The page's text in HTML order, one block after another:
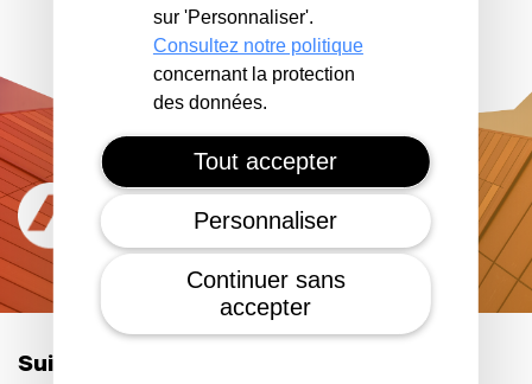
Suivez-nous sur les réseaux :
sur 'Personnaliser'.
Consultez notre politique
concernant la protection
des données.
Tout accepter
Personnaliser
Continuer sans
accepter